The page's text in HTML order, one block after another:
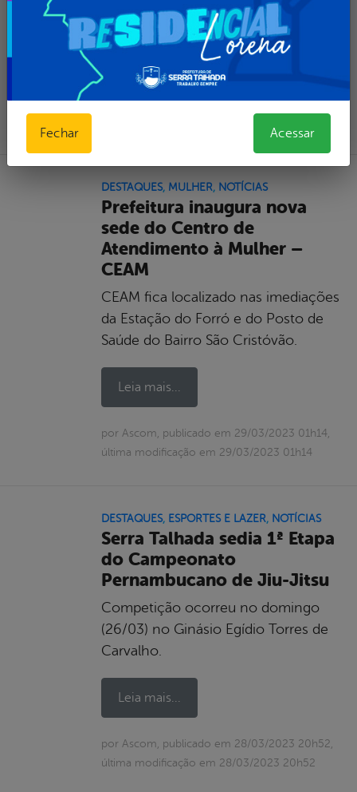
No segundo semestre de
por Ascom, publicado em 00h10, última
DESTAQUES, MULHER, NOTÍCIAS
Prefeitura inaugura nova
sede do Centro de
Atendimento à Mulher –
CEAM
CEAM fica localizado nas imediações
da Estação do Forró e do Posto de
Saúde do Bairro São Cristóvão.
Leia mais...
por Ascom, publicado em 29/03/2023 01h14,
última modificação em 29/03/2023 01h14
DESTAQUES, ESPORTES E LAZER, NOTÍCIAS
Serra Talhada sedia 1ª Etapa
do Campeonato
Pernambucano de Jiu-Jitsu
Competição ocorreu no domingo
(26/03) no Ginásio Egídio Torres de
Carvalho.
Leia mais...
por Ascom, publicado em 28/03/2023 20h52,
última modificação em 28/03/2023 20h52
Fechar Acessar